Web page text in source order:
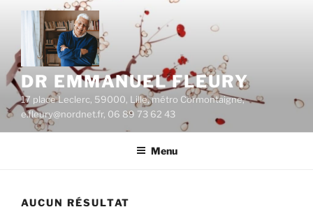
Aller
contenu
principal
DR EMMANUEL FLEURY
17 place Leclerc, 59000, Lille, métro Cormontaigne,
e.fleury@nordnet.fr, 06 89 73 62 43
Menu
AUCUN RÉSULTAT